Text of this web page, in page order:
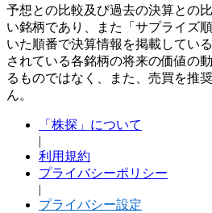
予想との比較及び過去の決算との
い銘柄であり、また「サプライズ
いた順番で決算情報を掲載してい
されている各銘柄の将来の価値の
るものではなく、また、売買を推
ん。
「株探」について
|
利用規約
プライバシーポリシー
|
プライバシー設定